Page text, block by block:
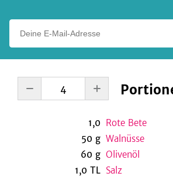
1,0 Rote Bete
50 g Walnüsse
60 g Olivenöl
1,0 TL Salz